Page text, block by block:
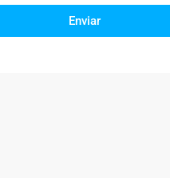
Enviar